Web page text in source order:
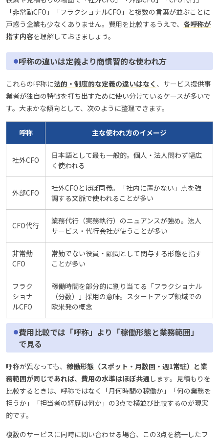
「非常勤CFO」「フラクショナルCFO」と複数の言葉が並ぶことに
戸惑う企業も少なくありません。費用を比較するうえで、 各呼称が
指す内容を理解しておきましょう。
呼称の違いは定義より商慣習的な使われ方
これらの呼称に法的・制度的な定義の違いはなく 、サービス提供事
業者が独自の特徴を打ち出すために使い分けているケースが多いで
す。大まかな傾向として、次のように整理できます。
呼称 主な使われ方のイメージ
社外CFO
日本語として最も一般的。個人・法人問わず幅広
く使われる
外部CFO
社外CFOとほぼ同義。「社内に置かない」点を強
調する文脈で使われることが多い
CFO代行
業務代行（実務執行）のニュアンスが強め。法人
サービス・代行会社が使うことが多い
非常勤
CFO
常勤でない役員・顧問として関与する形態を指す
ことが多い
フラク
ショナ
ルCFO
稼働時間を部分的に割り当てる「フラクショナル
（分数）」採用の意味。スタートアップ領域での
欧米発の概念
費用比較では「呼称」より「稼働形態と業務範囲」
で見る
呼称が異なっても、 稼働形態（スポット・月数回・週1常駐）と業
務範囲が同じであれば、費用の水準はほぼ共通します。見積もりを
比較するときは、呼称ではなく「月何時間の稼働か」「何の業務を
担うか」「担当者の経歴は何か」の3点で横並び比較するのが現実
的です。
複数のサービスに同時に問い合わせる場合、この3点を統一したフ